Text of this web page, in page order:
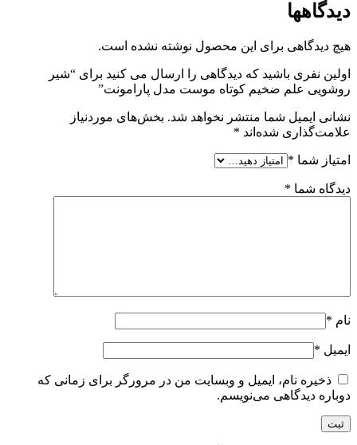
دیدگاهها
هیچ دیدگاهی برای این محصول نوشته نشده است.
اولین نفری باشید که دیدگاهی را ارسال می کنید برای “شیر
روشویی علم ضخیم کوتاه موست مدل پارامونت”
نشانی ایمیل شما منتشر نخواهد شد. بخش‌های موردنیاز
علامت‌گذاری شده‌اند *
امتیاز شما *
دیدگاه شما *
نام *
ایمیل *
ذخیره نام، ایمیل و وبسایت من در مرورگر برای زمانی که
دوباره دیدگاهی می‌نویسم.